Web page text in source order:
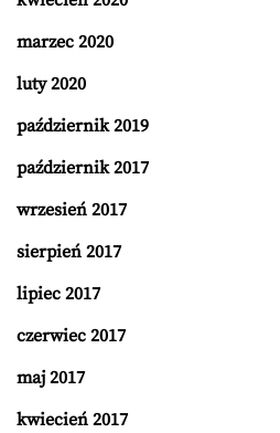
marzec 2020
luty 2020
październik 2019
październik 2017
wrzesień 2017
sierpień 2017
lipiec 2017
czerwiec 2017
maj 2017
kwiecień 2017